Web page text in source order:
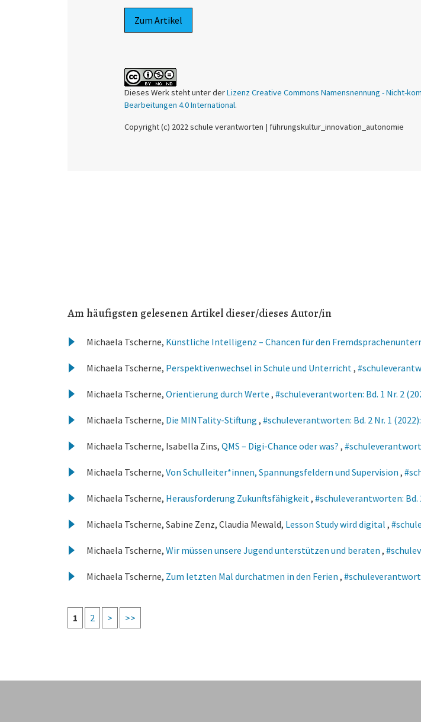
Zum Artikel
Dieses Werk steht unter derLizenz Creative Commons Namensnennung - Nicht-
Bearbeitungen 4.0 International.
Copyright (c) 2022 schule verantworten | führungskultur_innovation_autonomie
Am häufigsten gelesenen Artikel dieser/dieses Autor/in
Michaela Tscherne, Künstliche Intelligenz – Chancen für den
Michaela Tscherne, Perspektivenwechsel in Schule und Unterricht,
Michaela Tscherne, Orientierung durch Werte , #schuleverantworten: Bd. 1 Nr. 2
Michaela Tscherne, Die MINTality-Stiftung , #schuleverantworten: Bd. 2 Nr. 1
Michaela Tscherne, Isabella Zins, QMS – Digi-Chance oder was? ,
Michaela Tscherne, Von Schulleiter*innen, Spannungsfeldern und Supervision ,
Michaela Tscherne, Herausforderung Zukunftsfähigkeit, #schuleverantworten: Bd.
Michaela Tscherne, Sabine Zenz, Claudia Mewald, Lesson Study wird digital ,
Michaela Tscherne, Wir müssen unsere Jugend unterstützen und beraten ,
Michaela Tscherne, Zum letzten Mal durchatmen in den Ferien ,
1 2 > >>